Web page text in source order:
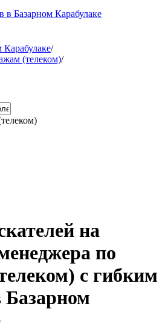
в Базарном Карабулаке
/
(телеком)/
на
по
с гибким